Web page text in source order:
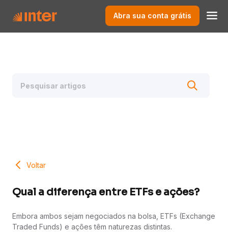
Abra sua conta grátis
Voltar
Qual a diferença entre ETFs e ações?
Embora ambos sejam negociados na bolsa, ETFs (Exchange
Traded Funds) e ações têm naturezas distintas.